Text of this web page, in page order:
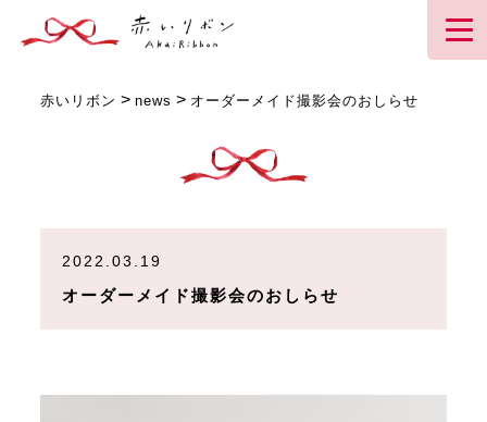
赤いリボン >news > オーダーメイド撮影会のおしらせ⁡
2022.03.19
オーダーメイド撮影会のおしらせ⁡